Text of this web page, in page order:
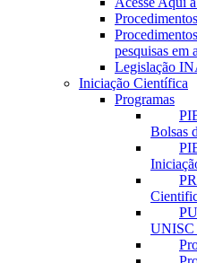
pesquisas em
Legislação
Iniciação Científica
Programas
Bolsas
UNISC